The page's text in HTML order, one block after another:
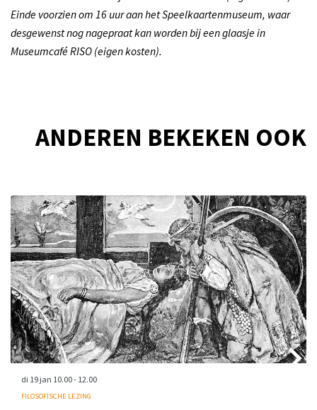
Einde voorzien om 16 uur aan het Speelkaartenmuseum, waar
desgewenst nog nagepraat kan worden bij een glaasje in
Museumcafé RISO (eigen kosten).
ANDEREN BEKEKEN OOK
FILOSOFISCHE LEZING
di 19 jan 10.00 - 12.00